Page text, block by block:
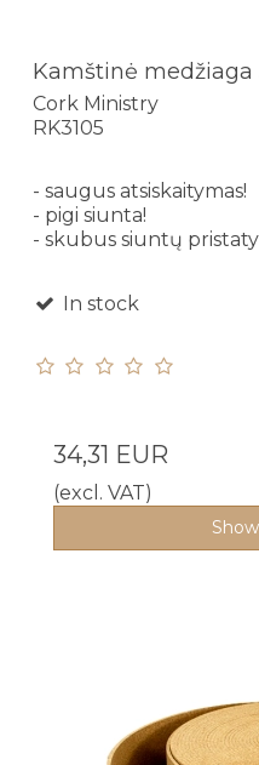
Kamštinė medžiaga
Cork Ministry
RK3105
- saugus atsiskaitymas!
- pigi siunta!
- skubus siuntų
In stock
34,31 EUR
(excl. VAT)